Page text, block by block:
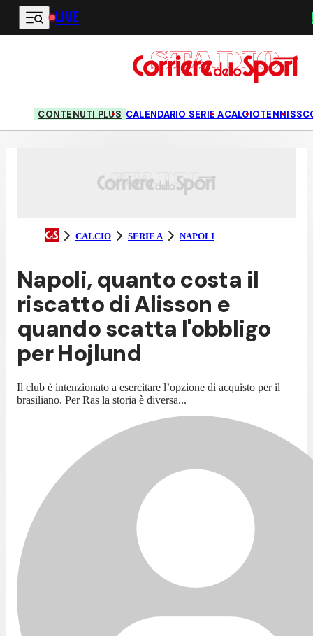
Vai al contenuto principale
LIVE
CONTENUTI PLUS CALENDARIO SERIE ACALCIOTENNIS
CALCIO SERIE A NAPOLI
Napoli, quanto costa il
riscatto di Alisson e
quando scatta l'obbligo
per Hojlund
Il club è intenzionato a esercitare l’opzione di acquisto per il
brasiliano. Per Ras la storia è diversa...